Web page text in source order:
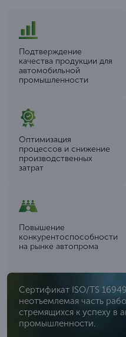
Подтверждение
качества продукции для
автомобильной
промышленности
Оптимизация
процессов и снижение
производственных
затрат
Повышение
конкурентоспособности
на рынке автопрома
Сертификат ISO/TS
неотъемлемая часть
стремящихся к успеху в
промышленности.